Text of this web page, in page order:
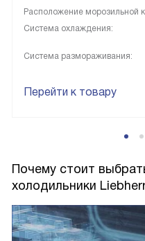
Расположение морозильной
Система охлаждения:
Система размораживания:
Перейти к товару
Почему стоит
холодильники